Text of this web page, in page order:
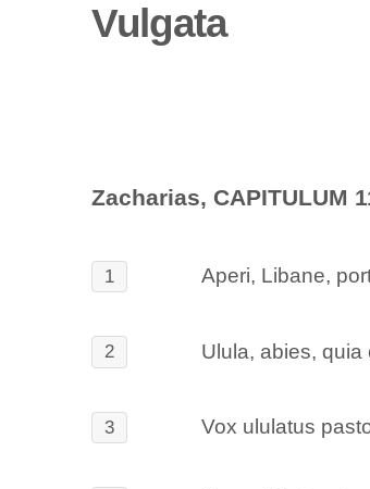
Vulgata
Zacharias, CAPITULUM
1 Aperi, Libane,
2 Ulula, abies,
3 Vox ululatus